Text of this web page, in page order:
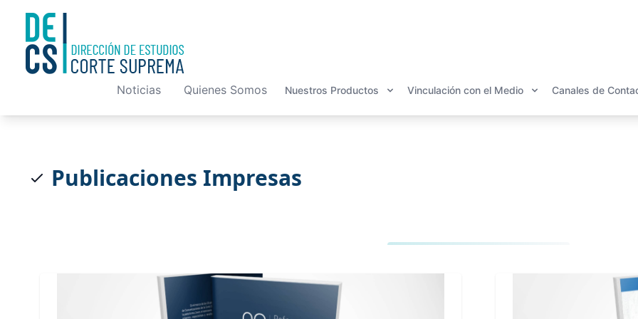
Noticias Quienes Somos Nuestros Productos Vinculación con el Medio Canales de
Publicaciones Impresas